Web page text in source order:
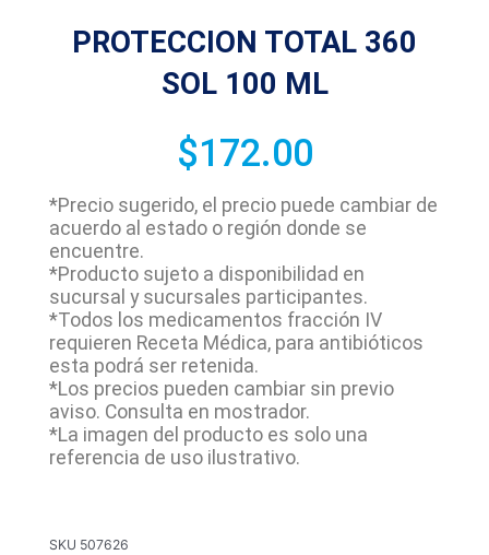
PROTECCION TOTAL 360
SOL 100 ML
$172.00
*Precio sugerido, el precio puede cambiar de
acuerdo al estado o región donde se
encuentre.
*Producto sujeto a disponibilidad en
sucursal y sucursales participantes.
*Todos los medicamentos fracción IV
requieren Receta Médica, para antibióticos
esta podrá ser retenida.
*Los precios pueden cambiar sin previo
aviso. Consulta en mostrador.
*La imagen del producto es solo una
referencia de uso ilustrativo.
SKU 507626